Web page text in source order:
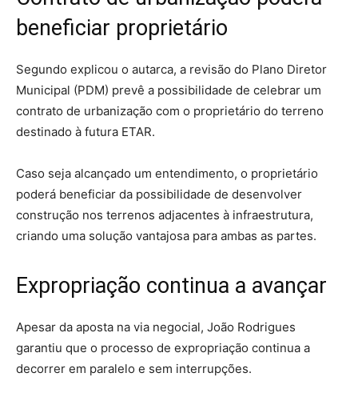
beneficiar proprietário
Segundo explicou o autarca, a revisão do Plano Diretor
Municipal (PDM) prevê a possibilidade de celebrar um
contrato de urbanização com o proprietário do terreno
destinado à futura ETAR.
Caso seja alcançado um entendimento, o proprietário
poderá beneficiar da possibilidade de desenvolver
construção nos terrenos adjacentes à infraestrutura,
criando uma solução vantajosa para ambas as partes.
Expropriação continua a avançar
Apesar da aposta na via negocial, João Rodrigues
garantiu que o processo de expropriação continua a
decorrer em paralelo e sem interrupções.